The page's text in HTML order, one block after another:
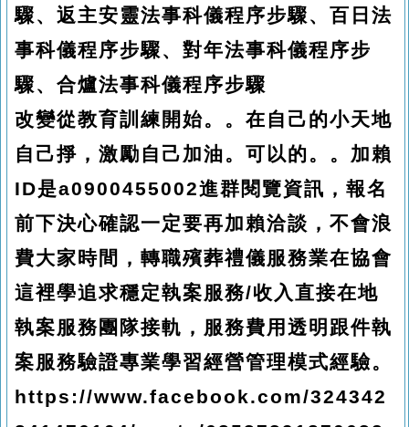
驟、返主安靈法事科儀程序步驟、百日法
事科儀程序步驟、對年法事科儀程序步
驟、合爐法事科儀程序步驟
改變從教育訓練開始。。在自己的小天地
自己掙，激勵自己加油。可以的。。加賴
ID是a0900455002進群閱覽資訊，報名
前下決心確認一定要再加賴洽談，不會浪
費大家時間，轉職殯葬禮儀服務業在協會
這裡學追求穩定執案服務/收入直接在地
執案服務團隊接軌，服務費用透明跟件執
案服務驗證專業學習經營管理模式經驗。
https://www.facebook.com/324342